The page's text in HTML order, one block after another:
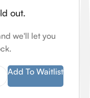
out.
we'll let you
Add To Waitlist